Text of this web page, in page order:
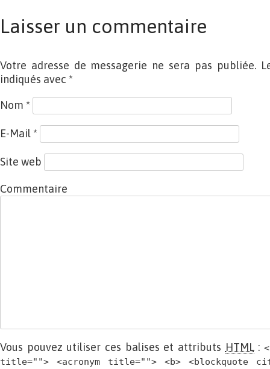
Laisser un commentaire
Votre adresse de messagerie ne sera pas publiée.
indiqués avec *
Nom *
E-Mail *
Site web
Commentaire
Vous pouvez utiliser ces balises et attributs HTML:
title=""> <acronym title=""> <b> <blockquote